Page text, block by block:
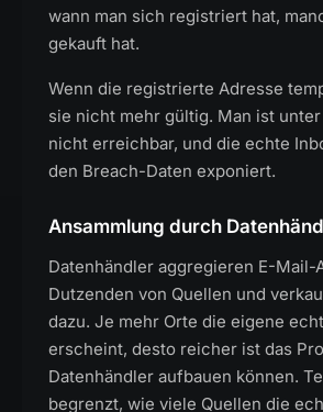
wann man sich registriert hat,
gekauft hat.
Wenn die registrierte Adresse
sie nicht mehr gültig. Man ist
nicht erreichbar, und die echte
den Breach-Daten exponiert.
Ansammlung durch
Datenhändler aggregieren E-Mail-
Dutzenden von Quellen und
dazu. Je mehr Orte die eigene
erscheint, desto reicher ist das
Datenhändler aufbauen können.
begrenzt, wie viele Quellen die